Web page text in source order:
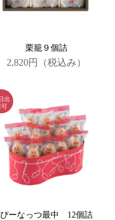
栗籠９個詰
2,820円 （税込み）
ぴーなっつ最中 12個詰